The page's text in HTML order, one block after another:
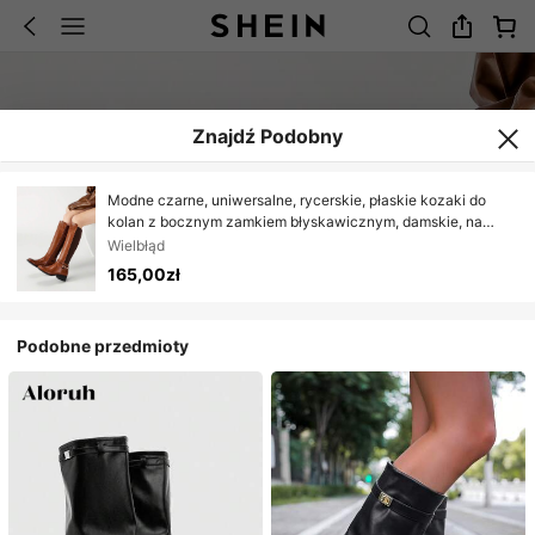
Znajdź Podobny
Modne czarne, uniwersalne, rycerskie, płaskie kozaki do
kolan z bocznym zamkiem błyskawicznym, damskie, na
jesień i zimę
Wielbłąd
165,00zł
Podobne przedmioty